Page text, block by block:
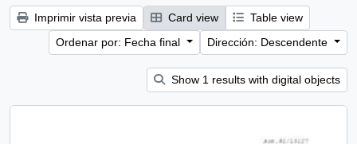
Imprimir vista previa Card view
Table view
Ordenar por: Fecha final
Dirección: Descendente
Show 1 results with digital objects